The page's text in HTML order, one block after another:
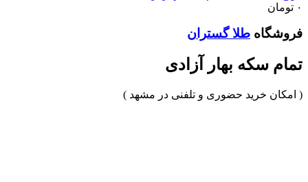
۰ تومان
فروشگاه طلا گستران
تمام سکه بهار آزادی
( امکان خرید حضوری و تلفنی در مشهد )